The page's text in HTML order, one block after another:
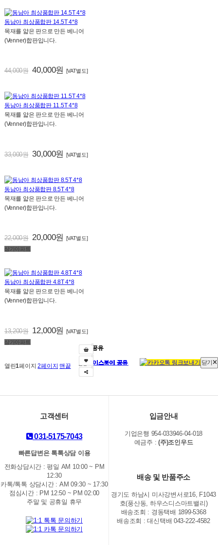
SNS 공유
닫기
SNS 공유
닫기
SNS 공유
닫기
SNS 공유
닫기
SNS 공유
닫기
SNS 공유
닫기
SNS 공유
닫기
SNS 공유
닫기
SNS 공유
닫기
SNS 공유
닫기
SNS 공유
닫기
SNS 공유
닫기
SNS 공유
닫기
SNS 공유
닫기
SNS 공유
닫기
SNS 공유
닫기
SNS 공유
닫기
SNS 공유
닫기
SNS 공유
닫기
SNS 공유
닫기
SNS 공유
닫기
SNS 공유
닫기
동남아 최상품합판 14.5T 4*8
목재를 얇은 판으로 만든 베니어
(Venner)합판입니다.
44,000원 40,000원 [VAT별도]
SNS 공유
닫기
동남아 최상품합판 11.5T 4*8
목재를 얇은 판으로 만든 베니어
(Venner)합판입니다.
33,000원 30,000원 [VAT별도]
SNS 공유
닫기
동남아 최상품합판 8.5T 4*8
목재를 얇은 판으로 만든 베니어
(Venner)합판입니다.
22,000원 20,000원
[VAT별도]
상가아파트
SNS 공유
닫기
동남아 최상품합판 4.8T 4*8
목재를 얇은 판으로 만든 베니어
(Venner)합판입니다.
13,200원 12,000원
[VAT별도]
상가아파트
열린1페이지 2페이지 맨끝
고객센터
031-5175-7043
빠른답변은 톡톡상담 이용
전화상담시간 : 평일 AM 10:00 ~ PM
12:30
카톡/톡톡 상담시간 : AM 09:30 ~ 17:30
점심시간 : PM 12:50 ~ PM 02:00
주말 및 공휴일 휴무
입금안내
기업은행 954-033946-04-018
예금주 :(주)조인우드
배송 및 반품주소
경기도 하남시 미사강변서로16, F1043
호(풍산동, 하우스디스마트밸리)
배송조회 : 경동택배 1899-5368
배송조회 : 대신택배 043-222-4582